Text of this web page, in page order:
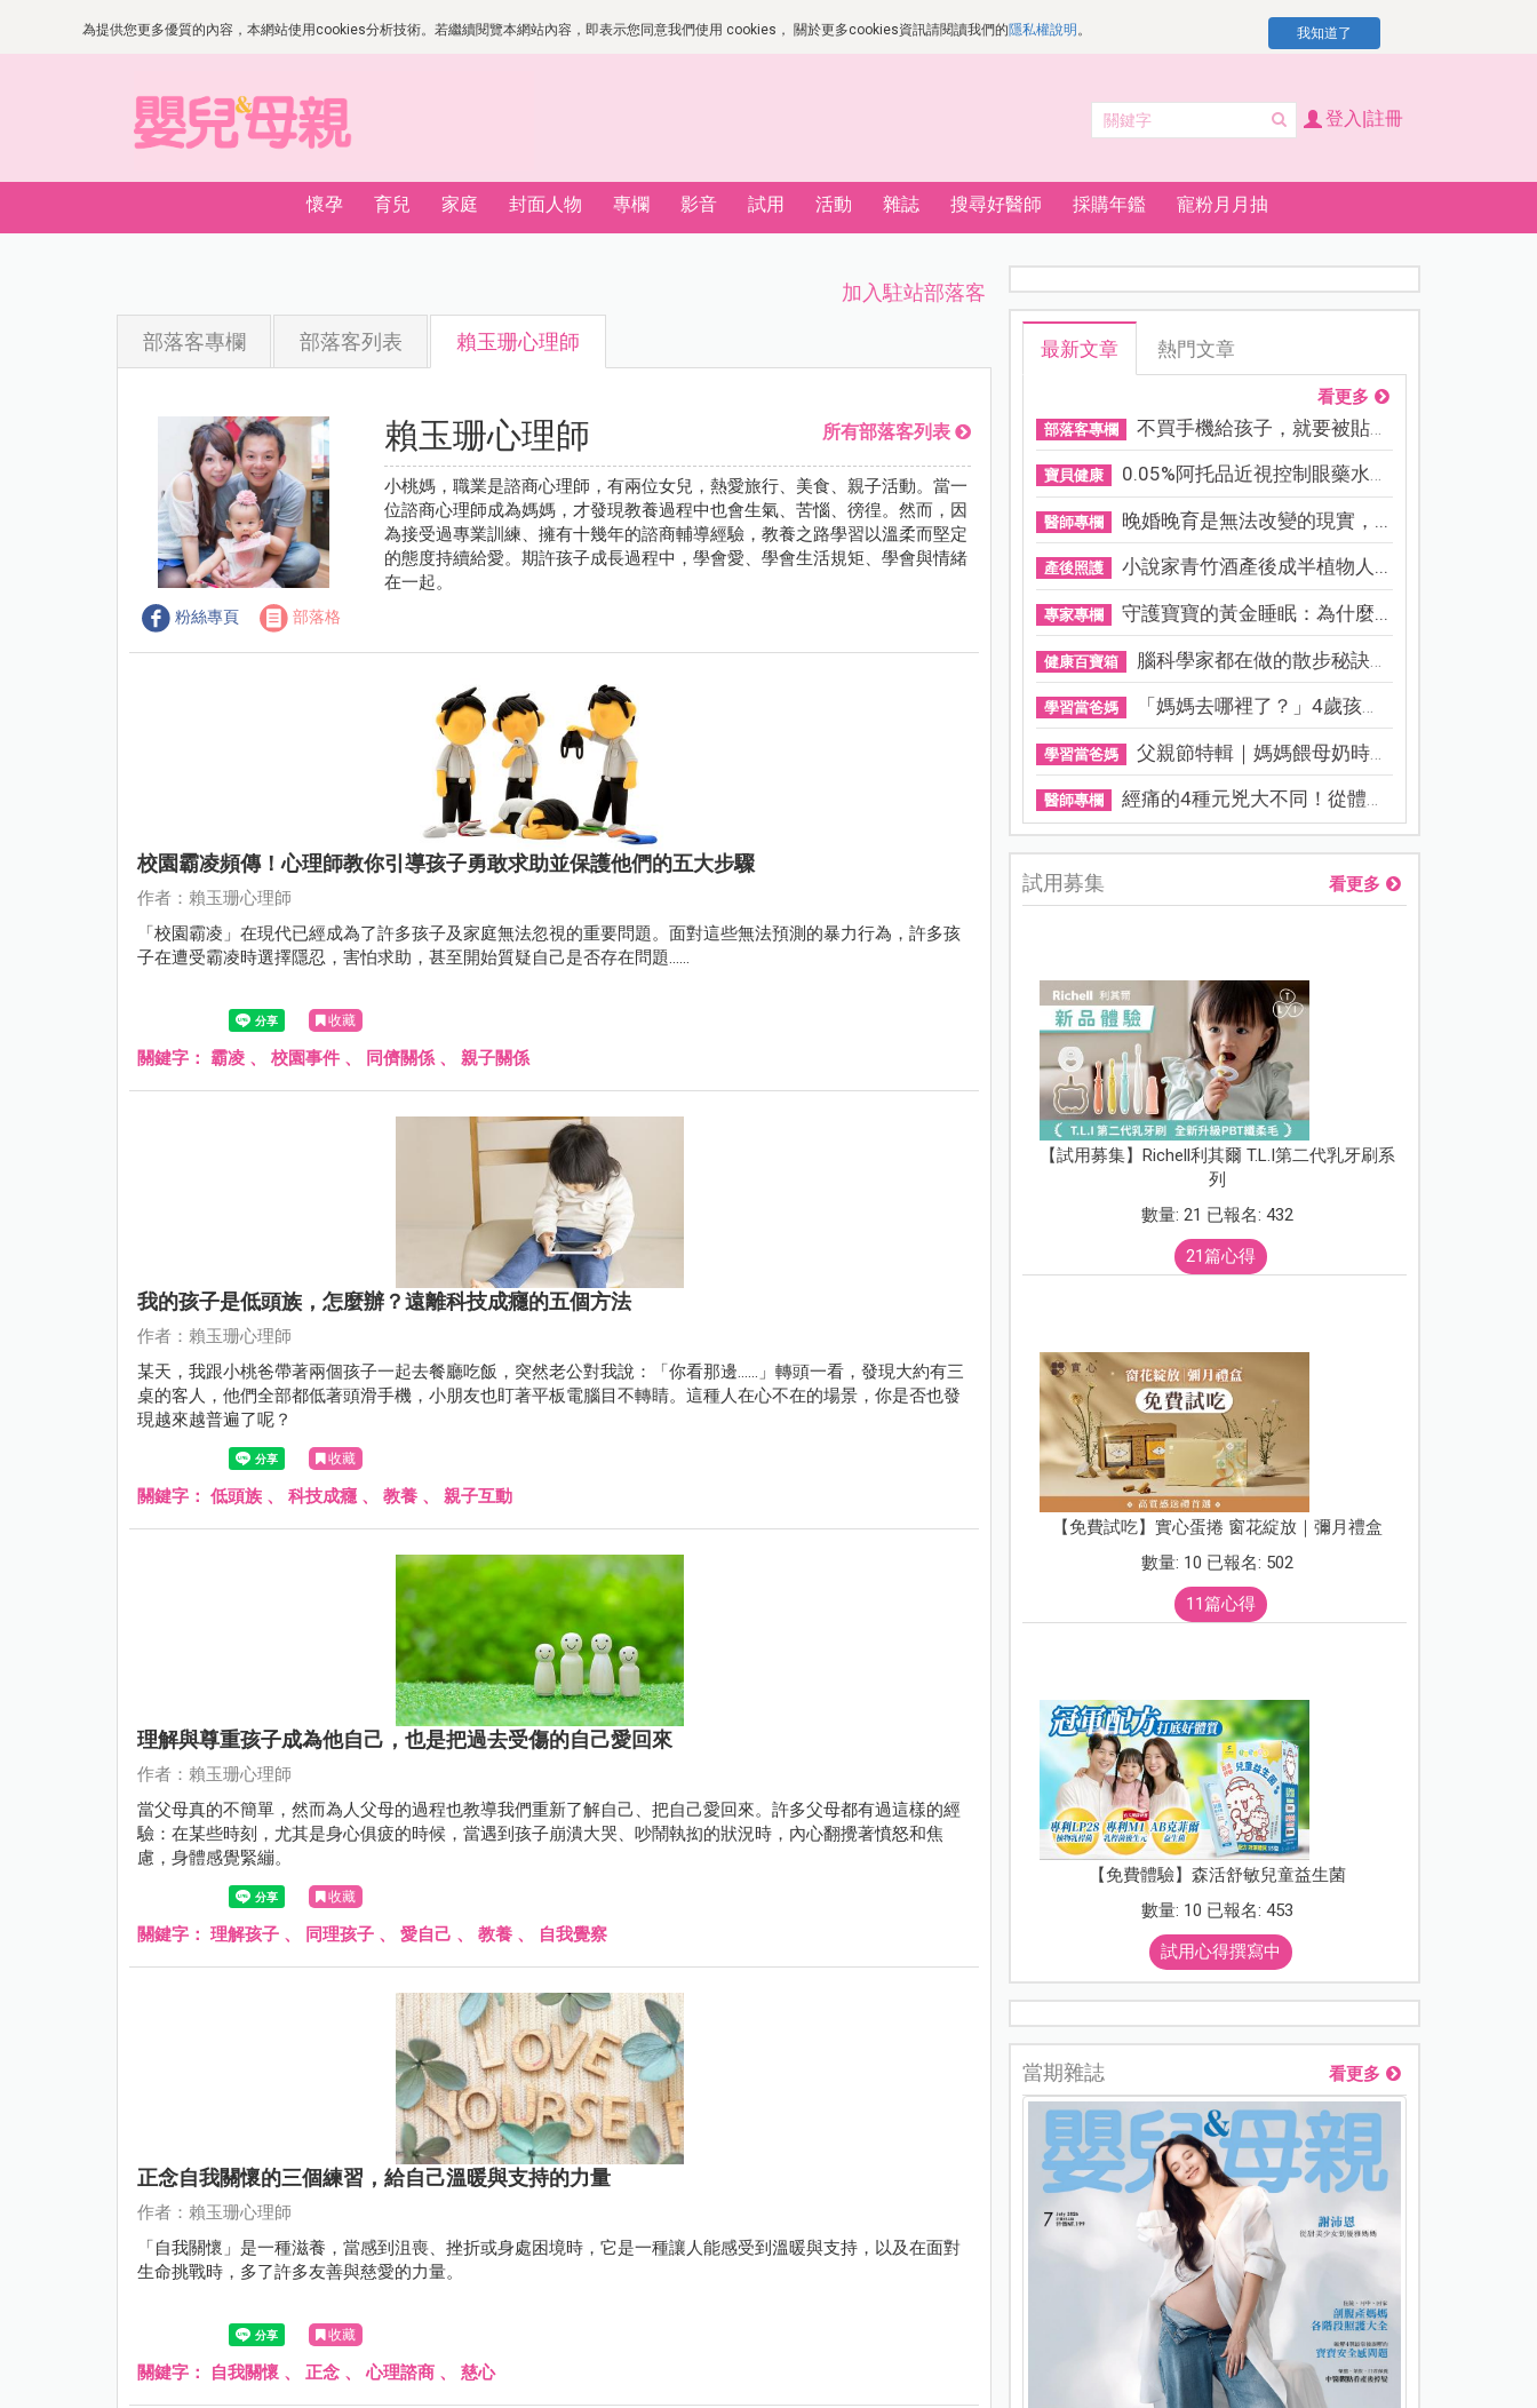
為提供您更多優質的內容，本網站使用cookies分析技術。若繼續閱覽本網站內容，即表示您同意我們使用 cookies， 關於更多cookies資訊請閱讀我們的隱私權說明 。 我知道了
登入|註冊
懷孕 育兒 家庭 封面人物 專欄 影音 試用 活動 雜誌 搜尋好醫師 採購年鑑 寵粉月月抽
加入駐站部落客
部落客專欄 部落客列表 賴玉珊心理師
粉絲專頁 部落格
賴玉珊心理師 所有部落客列表
小桃媽，職業是諮商心理師，有兩位女兒，熱愛旅行、美食、親子活動。當一
位諮商心理師成為媽媽，才發現教養過程中也會生氣、苦惱、徬徨。然而，因
為接受過專業訓練、擁有十幾年的諮商輔導經驗，教養之路學習以溫柔而堅定
的態度持續給愛。期許孩子成長過程中，學會愛、學會生活規矩、學會與情緒
在一起。
校園霸凌頻傳！心理師教你引導孩子勇敢求助並保護他們的五大步驟
作者：賴玉珊心理師
「校園霸凌」在現代已經成為了許多孩子及家庭無法忽視的重要問題。面對這些無法預測的暴力行為，許多孩
子在遭受霸凌時選擇隱忍，害怕求助，甚至開始質疑自己是否存在問題......
收藏
關鍵字： 霸凌 、 校園事件 、 同儕關係 、 親子關係
我的孩子是低頭族，怎麼辦？遠離科技成癮的五個方法
作者：賴玉珊心理師
某天，我跟小桃爸帶著兩個孩子一起去餐廳吃飯，突然老公對我說：「你看那邊......」轉頭一看，發現大約有三
桌的客人，他們全部都低著頭滑手機，小朋友也盯著平板電腦目不轉睛。這種人在心不在的場景，你是否也發
現越來越普遍了呢？
收藏
關鍵字： 低頭族 、 科技成癮 、 教養 、 親子互動
理解與尊重孩子成為他自己，也是把過去受傷的自己愛回來
作者：賴玉珊心理師
當父母真的不簡單，然而為人父母的過程也教導我們重新了解自己、把自己愛回來。許多父母都有過這樣的經
驗：在某些時刻，尤其是身心俱疲的時候，當遇到孩子崩潰大哭、吵鬧執抝的狀況時，內心翻攪著憤怒和焦
慮，身體感覺緊繃。
收藏
關鍵字： 理解孩子 、 同理孩子 、 愛自己 、 教養 、 自我覺察
正念自我關懷的三個練習，給自己溫暖與支持的力量
作者：賴玉珊心理師
「自我關懷」是一種滋養，當感到沮喪、挫折或身處困境時，它是一種讓人能感受到溫暖與支持，以及在面對
生命挑戰時，多了許多友善與慈愛的力量。
收藏
關鍵字： 自我關懷 、 正念 、心理諮商 、 慈心
最新文章 熱門文章
看更多
部落客專欄 不買手機給孩子，就要被貼「...
寶貝健康 0.05%阿托品近視控制眼藥水納...
醫師專欄 晚婚晚育是無法改變的現實，...
產後照護 小說家青竹酒產後成半植物人...
專家專欄 守護寶寶的黃金睡眠：為什麼...
健康百寶箱 腦科學家都在做的散步秘訣！...
學習當爸媽 「媽媽去哪裡了？」4歲孩子還...
學習當爸媽 父親節特輯｜媽媽餵母奶時，...
醫師專欄 經痛的4種元兇大不同！從體質...
試用募集 看更多
【試用募集】Richell利其爾 T.L.I第二代乳牙刷系
列
數量: 21 已報名: 432
21篇心得
【免費試吃】實心蛋捲 窗花綻放｜彌月禮盒
數量: 10 已報名: 502
11篇心得
【免費體驗】森活舒敏兒童益生菌
數量: 10 已報名: 453
試用心得撰寫中
當期雜誌 看更多